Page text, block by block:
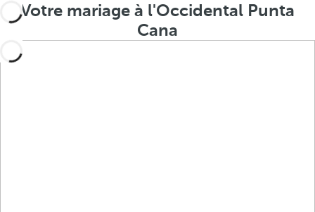
Votre mariage à l'Occidental Punta
Cana